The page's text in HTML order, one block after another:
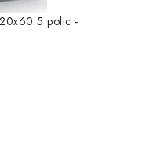
5 polic -